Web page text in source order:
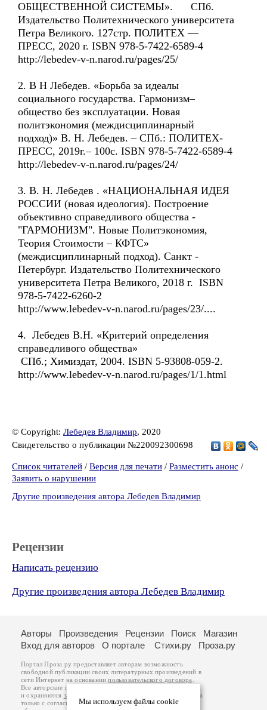
ОБЩЕСТВЕННОЙ СИСТЕМЫ». СПб.
Издательство Политехнического университета
Петра Великого. 127стр. ПОЛИТЕХ —
ПРЕСС, 2020 г. ISBN 978-5-7422-6589-4
http://lebedev-v-n.narod.ru/pages/25/
2. В Н Лебедев. «Борьба за идеалы
социального государства. Гармонизм–
общество без эксплуатации. Новая
политэкономия (междисциплинарный
подход)» В. Н. Лебедев. – СПб.: ПОЛИТЕХ-
ПРЕСС, 2019г.– 100с. ISBN 978-5-7422-6589-4
http://lebedev-v-n.narod.ru/pages/24/
3. В. Н. Лебедев . «НАЦИОНАЛЬНАЯ ИДЕЯ
РОССИИ (новая идеология). Построение
объективно справедливого общества -
"ГАРМОНИЗМ". Новые Политэкономия,
Теория Стоимости – КФТС»
(междисциплинарный подход). Санкт -
Петербург. Издательство Политехнического
университета Петра Великого, 2018 г. ISBN
978-5-7422-6260-2
http://www.lebedev-v-n.narod.ru/pages/23/....
4. Лебедев В.Н. «Критерий определения
справедливого общества»
СПб.; Химиздат, 2004. ISBN 5-93808-059-2.
http://www.lebedev-v-n.narod.ru/pages/1/1.html
© Copyright: Лебедев Владимир, 2020
Свидетельство о публикации №220092300698
Список читателей / Версия для печати / Разместить анонс /
Заявить о нарушении
Другие произведения автора Лебедев Владимир
Рецензии
Написать рецензию
Другие произведения автора Лебедев Владимир
Мы используем файлы cookie
Авторы Произведения Рецензии Поиск
Магазин
Вход для авторов
О портале Стихи.ру Проза.ру
Портал Проза.ру предоставляет авторам возможность
свободной публикации своих литературных произведений в
сети Интернет на основаниипользовательского договора
Все авторские права на произведения принадлежат авторам
и охраняются законом
. Перепечатка произведений возможна
только с согласия его автора, к которому вы можете